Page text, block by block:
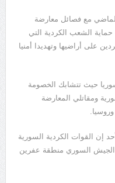
مع فصائل معارضة
الشعب الكردية التي
على أراضيها وتهديدا أمنيا
حيث تتشابك الخصومة
ومقاتلي المعارضة
إن القوات الكردية السورية
السوري منطقة عفرين